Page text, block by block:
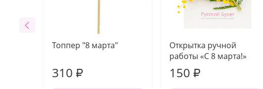
Топпер "8 марта"
310 ₽
Открытка ручной
работы «С 8 марта!»
150 ₽